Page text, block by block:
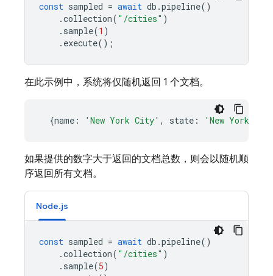
const sampled = await db .pipeline()
.collection( "/cities" )
. sample(1 )
. execute();
在此示例中，系统将仅随机返回 1 个文档。
{name : 'New York City' , state : 'New York'
如果提供的数字大于返回的文档总数，则会以随机顺
序返回所有文档。
Node.js
const sampled = await db .pipeline()
.collection( "/cities" )
. sample(5)